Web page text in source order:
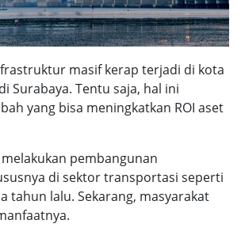
masif kerap terjadi di kota
Surabaya. Tentu saja, hal ini
yang bisa meningkatkan ROI aset
pembangunan
di sektor transportasi seperti
tahun lalu. Sekarang, masyarakat